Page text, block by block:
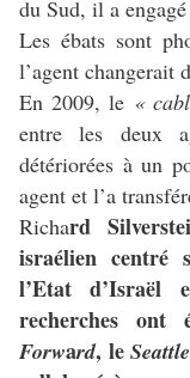
du Sud, il a
Les ébats sont
l’agent changerait
En 2009, le «
entre les deux
détériorées à un
agent et l’a
Richard
israélien centré
l’Etat d’Israël
recherches ont
Forward, le